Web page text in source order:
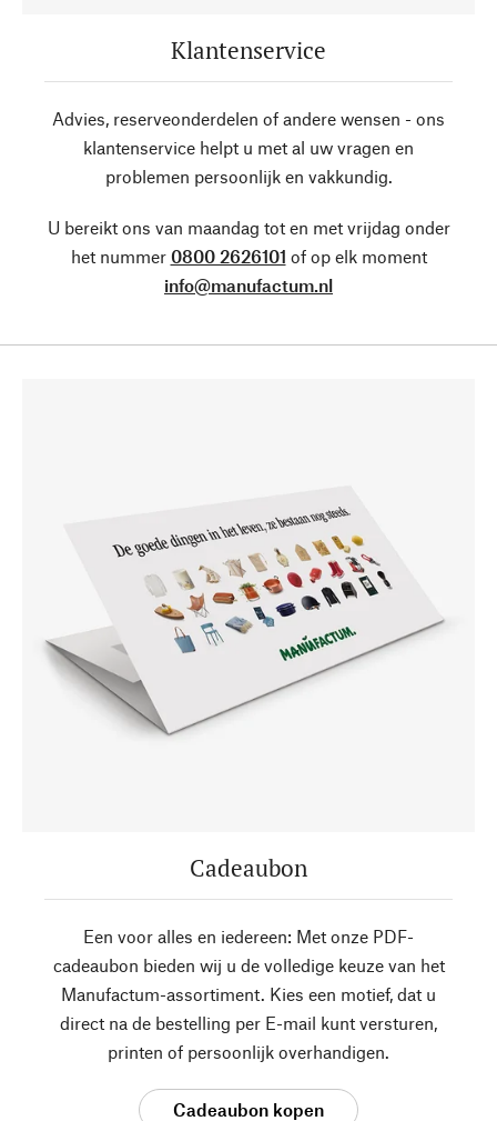
Klantenservice
Advies, reserveonderdelen of andere wensen - ons
klantenservice helpt u met al uw vragen en
problemen persoonlijk en vakkundig.
U bereikt ons van maandag tot en met vrijdag onder
het nummer 0800 2626101 of op elk moment
info@manufactum.nl
Cadeaubon
Een voor alles en iedereen: Met onze PDF-
cadeaubon bieden wij u de volledige keuze van het
Manufactum-assortiment. Kies een motief, dat u
direct na de bestelling per E-mail kunt versturen,
printen of persoonlijk overhandigen.
Cadeaubon kopen